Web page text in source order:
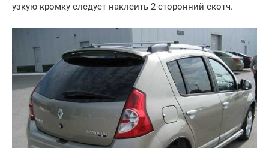
узкую кромку следует наклеить 2-сторонний скотч.